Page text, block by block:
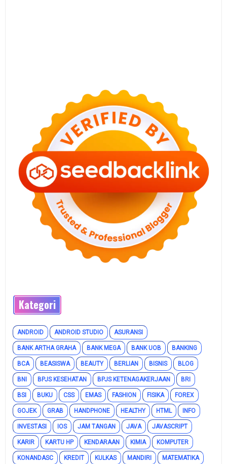
Kategori
ANDROID ANDROID STUDIO ASURANSI
BANK ARTHA GRAHA BANK MEGA BANK UOB BANKING
BCA BEASISWA BEAUTY BERLIAN BISNIS BLOG
BNI BPJS KESEHATAN BPJS KETENAGAKERJAAN BRI
BSI BUKU CSS EMAS FASHION FISIKA FOREX
GOJEK GRAB HANDPHONE HEALTHY HTML INFO
INVESTASI IOS JAM TANGAN JAVA JAVASCRIPT
KARIR KARTU HP KENDARAAN KIMIA KOMPUTER
KONANDASC KREDIT KULKAS MANDIRI MATEMATIKA